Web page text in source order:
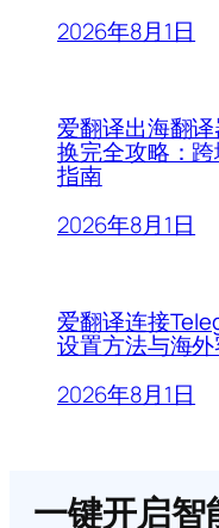
2026年8月1日
爱翻译出海翻
换完全攻略：
指南
2026年8月1日
爱翻译连接
设置方法与海
2026年8月1日
一键开启智